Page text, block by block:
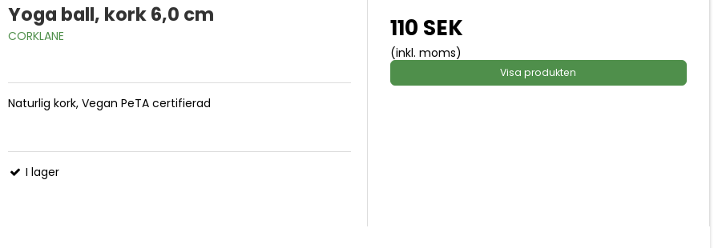
Yoga ball, kork 6,0 cm
CORKLANE
Naturlig kork, Vegan PeTA certifierad
I lager
110 SEK
(inkl. moms)
Visa produkten